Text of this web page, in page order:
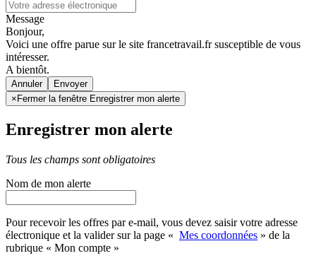
Message
Bonjour,
Voici une offre parue sur le site francetravail.fr susceptible de vous
intéresser.
A bientôt.
Annuler
× Fermer la fenêtre Enregistrer mon alerte
Enregistrer mon alerte
Tous les champs sont obligatoires
Nom de mon alerte
Pour recevoir les offres par e-mail, vous devez saisir votre adresse
électronique et la valider sur la page « Mes coordonnées » de la
rubrique « Mon compte »